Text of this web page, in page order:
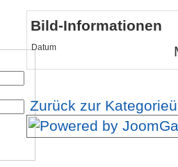
Bild-Informationen
Datum
Zurück zur